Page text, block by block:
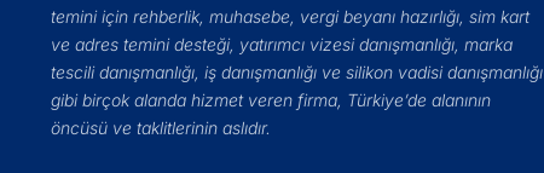
temini için rehberlik, muhasebe, vergi beyanı hazırlığı, sim kart
ve adres temini desteği, yatırımcı vizesi danışmanlığı, marka
tescili danışmanlığı, iş danışmanlığı ve silikon vadisi danışmanlığı
gibi birçok alanda hizmet veren firma, Türkiye’de alanının
öncüsü ve taklitlerinin aslıdır.